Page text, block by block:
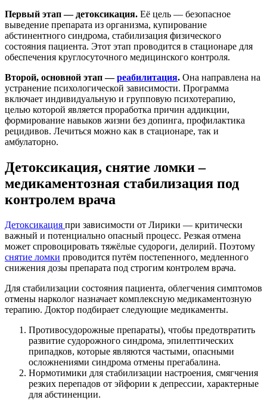
Первый этап — детоксикация. Её цель — безопасное
выведение препарата из организма, купирование
абстинентного синдрома, стабилизация физического
состояния пациента. Этот этап проводится в стационаре для
обеспечения круглосуточного медицинского контроля.
Второй, основной этап —реабилитация. Она направлена на
устранение психологической зависимости. Программа
включает индивидуальную и групповую психотерапию,
целью которой является проработка причин аддикции,
формирование навыков жизни без допинга, профилактика
рецидивов. Лечиться можно как в стационаре, так и
амбулаторно.
Детоксикация, снятие ломки –
медикаментозная стабилизация под
контролем врача
Детоксикация при зависимости от Лирики — критически
важный и потенциально опасный процесс. Резкая отмена
может спровоцировать тяжёлые судороги, делирий. Поэтому
снятие ломки проводится путём постепенного, медленного
снижения дозы препарата под строгим контролем врача.
Для стабилизации состояния пациента, облегчения симптомов
отмены нарколог назначает комплексную медикаментозную
терапию. Доктор подбирает следующие медикаменты.
Противосудорожные препараты), чтобы предотвратить
развитие судорожного синдрома, эпилептических
припадков, которые являются частыми, опасными
осложнениями синдрома отмены прегабалина.
Нормотимики для стабилизации настроения, смягчения
резких перепадов от эйфории к депрессии, характерные
для абстиненции.